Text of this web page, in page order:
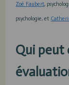
Zoé Faubert,
psychologie, et
Qui peut